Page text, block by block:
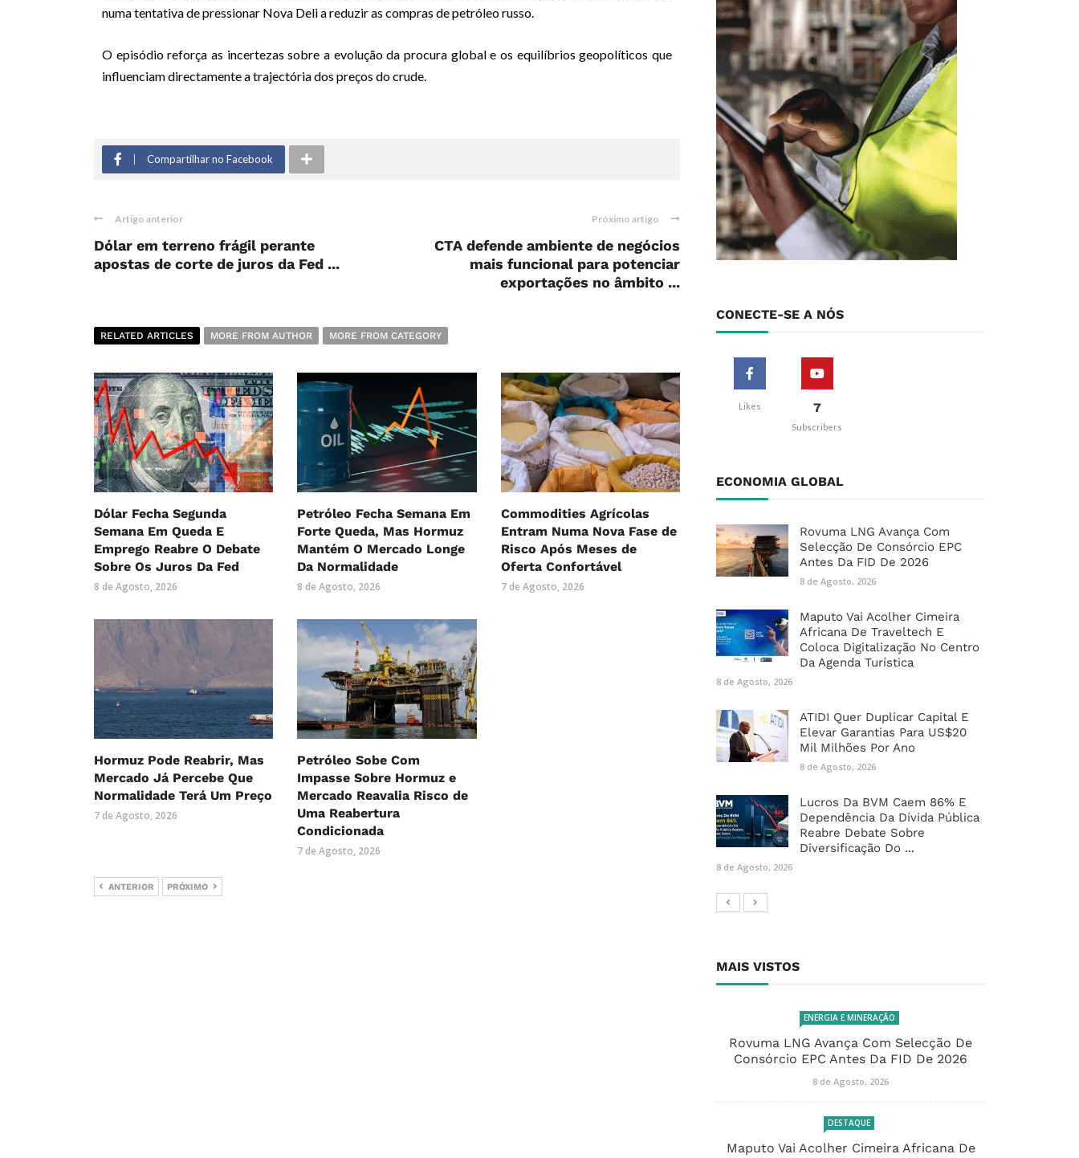
numa tentativa de pressionar Nova Deli a reduzir as compras de petróleo russo.
O episódio reforça as incertezas sobre a evolução da procura global e os equilíbrios geopolíticos que
influenciam directamente a trajectória dos preços do crude.
Compartilhar no Facebook
Artigo anterior
Dólar em terreno frágil perante
apostas de corte de juros da Fed ...
Próximo artigo
CTA defende ambiente de negócios
mais funcional para potenciar
exportações no âmbito ...
RELATED ARTICLES MORE FROM AUTHOR MORE FROM CATEGORY
Dólar Fecha Segunda
Semana Em Queda E
Emprego Reabre O Debate
Sobre Os Juros Da Fed
8 de Agosto, 2026
Petróleo Fecha Semana Em
Forte Queda, Mas Hormuz
Mantém O Mercado Longe
Da Normalidade
8 de Agosto, 2026
Commodities Agrícolas
Entram Numa Nova Fase de
Risco Após Meses de
Oferta Confortável
7 de Agosto, 2026
Hormuz Pode Reabrir, Mas
Mercado Já Percebe Que
Normalidade Terá Um Preço
7 de Agosto, 2026
Petróleo Sobe Com
Impasse Sobre Hormuz e
Mercado Reavalia Risco de
Uma Reabertura
Condicionada
7 de Agosto, 2026
ANTERIOR PRÓXIMO
CONECTE-SE A NÓS
Likes 7
Subscribers
ECONOMIA GLOBAL
Rovuma LNG Avança Com
Selecção De Consórcio EPC
Antes Da FID De 2026
8 de Agosto, 2026
Maputo Vai Acolher Cimeira
Africana De Traveltech E
Coloca Digitalização No Centro
Da Agenda Turística
8 de Agosto, 2026
ATIDI Quer Duplicar Capital E
Elevar Garantias Para US$20
Mil Milhões Por Ano
8 de Agosto, 2026
Lucros Da BVM Caem 86% E
Dependência Da Dívida Pública
Reabre Debate Sobre
Diversificação Do ...
8 de Agosto, 2026
MAIS VISTOS
ENERGIA E MINERAÇÃO
Rovuma LNG Avança Com Selecção De
Consórcio EPC Antes Da FID De 2026
8 de Agosto, 2026
DESTAQUE
Maputo Vai Acolher Cimeira Africana De